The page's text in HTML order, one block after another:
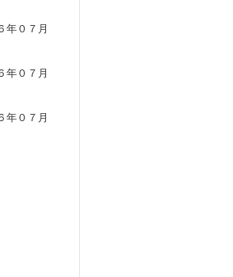
年０７月
年０７月
年０７月